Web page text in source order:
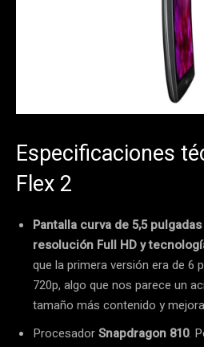
Especificaciones
Flex 2
Pantalla curva de 5,5
resolución Full HD y
que la primera versión era de 6
720p, algo que nos parece un
tamaño más contenido y
ProcesadorSnapdragon 810.